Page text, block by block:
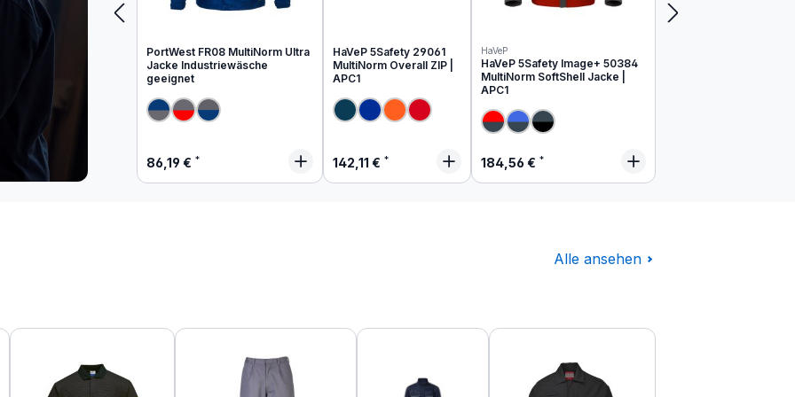
PortWest FR08 MultiNorm Ultra
Jacke Industriewäsche
geeignet
Regulärer Preis:
86,19 €
HaVeP 5Safety 29061
MultiNorm Overall ZIP |
APC1
Regulärer Preis:
142,11 €
HaVeP
HaVeP 5Safety Image+ 50384
MultiNorm SoftShell Jacke |
APC1
Regulärer Preis:
184,56 €
Alle ansehen